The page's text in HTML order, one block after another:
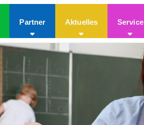
Partner Aktuelles Service